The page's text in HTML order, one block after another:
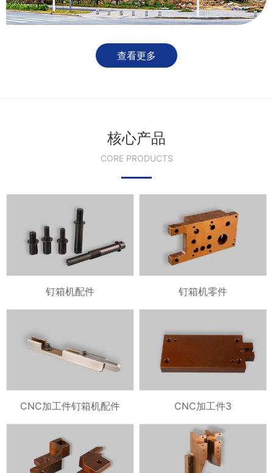
查看更多
核心产品
CORE PRODUCTS
钉箱机配件 钉箱机零件
CNC加工件钉箱机配件 CNC加工件3